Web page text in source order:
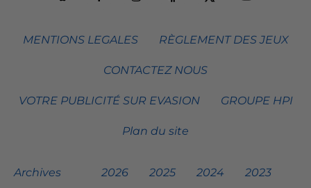
MENTIONS LEGALES RÈGLEMENT DES JEUX
CONTACTEZ NOUS
VOTRE PUBLICITÉ SUR EVASION GROUPE HPI
Plan du site
Archives 2026 2025 2024 2023